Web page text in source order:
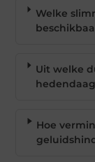
Welke
Uit welke
Hoe